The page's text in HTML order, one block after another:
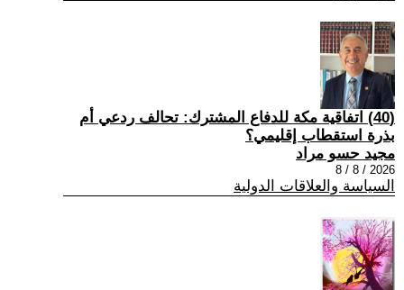
(40) اتفاقية مكة للدفاع المشترك: تحالف ردعي أم
بذرة استقطاب إقليمي؟
مجيد حسو مراد
2026 / 8 / 8
السياسة والعلاقات الدولية